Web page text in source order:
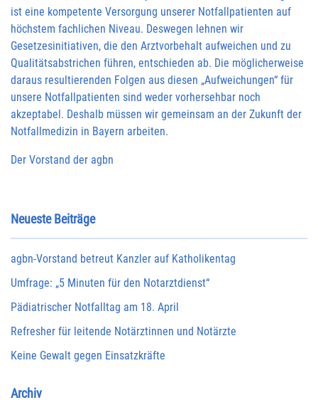
ist eine kompetente Versorgung unserer Notfallpatienten auf
höchstem fachlichen Niveau. Deswegen lehnen wir
Gesetzesinitiativen, die den Arztvorbehalt aufweichen und zu
Qualitätsabstrichen führen, entschieden ab. Die möglicherweise
daraus resultierenden Folgen aus diesen „Aufweichungen“ für
unsere Notfallpatienten sind weder vorhersehbar noch
akzeptabel. Deshalb müssen wir gemeinsam an der Zukunft der
Notfallmedizin in Bayern arbeiten.
Der Vorstand der agbn
Neueste Beiträge
agbn-Vorstand betreut Kanzler auf Katholikentag
Umfrage: „5 Minuten für den Notarztdienst“
Pädiatrischer Notfalltag am 18. April
Refresher für leitende Notärztinnen und Notärzte
Keine Gewalt gegen Einsatzkräfte
Archiv